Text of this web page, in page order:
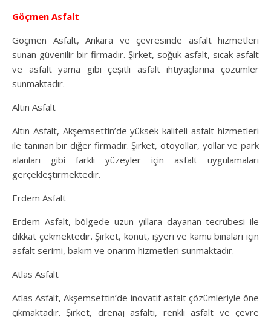
Göçmen Asfalt
Göçmen Asfalt, Ankara ve çevresinde asfalt hizmetleri
sunan güvenilir bir firmadır. Şirket, soğuk asfalt, sıcak asfalt
ve asfalt yama gibi çeşitli asfalt ihtiyaçlarına çözümler
sunmaktadır.
Altın Asfalt
Altın Asfalt, Akşemsettin’de yüksek kaliteli asfalt hizmetleri
ile tanınan bir diğer firmadır. Şirket, otoyollar, yollar ve park
alanları gibi farklı yüzeyler için asfalt uygulamaları
gerçekleştirmektedir.
Erdem Asfalt
Erdem Asfalt, bölgede uzun yıllara dayanan tecrübesi ile
dikkat çekmektedir. Şirket, konut, işyeri ve kamu binaları için
asfalt serimi, bakım ve onarım hizmetleri sunmaktadır.
Atlas Asfalt
Atlas Asfalt, Akşemsettin’de inovatif asfalt çözümleriyle öne
çıkmaktadır. Şirket, drenaj asfaltı, renkli asfalt ve çevre